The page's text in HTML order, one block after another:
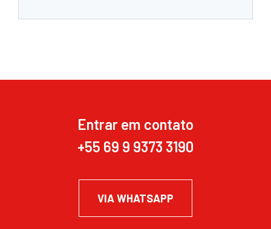
Entrar em contato
+55 69 9 9373 3190
VIA WHATSAPP